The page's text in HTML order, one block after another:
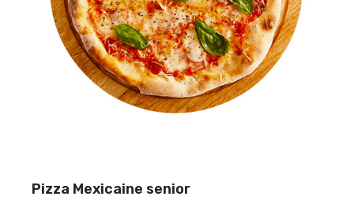
Pizza Mexicaine senior